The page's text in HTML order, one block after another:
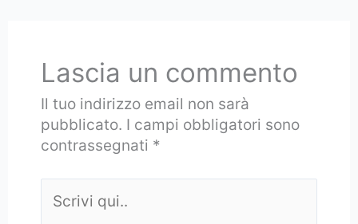
Lascia un commento
Il tuo indirizzo email non sarà
pubblicato. I campi obbligatori sono
contrassegnati *
qui..